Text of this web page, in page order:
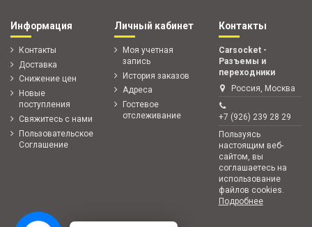
Информация
Контакты
Доставка
Снижение цен
Новые
поступления
Свяжитесь с нами
Пользовательское
Соглашение
Личный кабинет
Моя учетная
запись
История заказов
Адреса
Гостевое
отслеживание
Контакты
Carsocket -
Разъемы и
переходники
Россия, Москва
+7 (926) 239 28 29
Пользуясь
настоящим веб-
сайтом, вы
соглашаетесь на
использование
файлов cookies.
Подробнее